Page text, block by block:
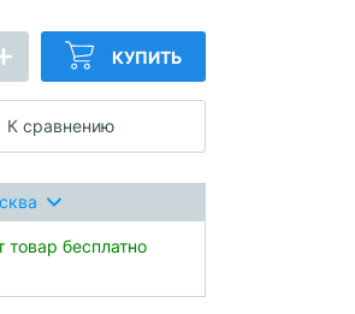
КУПИТЬ
К сравнению
товар бесплатно